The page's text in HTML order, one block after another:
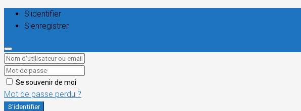
S'identifier
S'enregistrer
Se souvenir de moi
Mot de passe perdu ?
S'identifier